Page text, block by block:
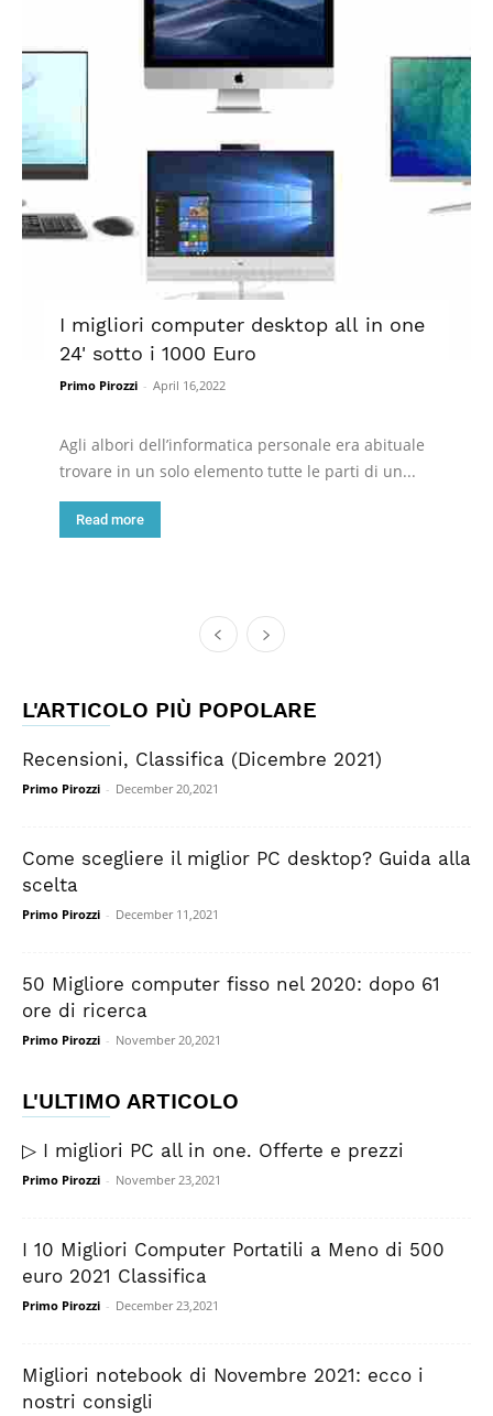
I migliori computer desktop all in one
24' sotto i 1000 Euro
Primo Pirozzi - April 16,2022
Agli albori dell’informatica personale era abituale
trovare in un solo elemento tutte le parti di un...
Read more
L'ARTICOLO PIÙ POPOLARE
Recensioni, Classifica (Dicembre 2021)
Primo Pirozzi - December 20,2021
Come scegliere il miglior PC desktop? Guida alla
scelta
Primo Pirozzi - December 11,2021
50 Migliore computer fisso nel 2020: dopo 61
ore di ricerca
Primo Pirozzi - November 20,2021
L'ULTIMO ARTICOLO
▷ I migliori PC all in one. Offerte e prezzi
Primo Pirozzi - November 23,2021
I 10 Migliori Computer Portatili a Meno di 500
euro 2021 Classifica
Primo Pirozzi - December 23,2021
Migliori notebook di Novembre 2021: ecco i
nostri consigli